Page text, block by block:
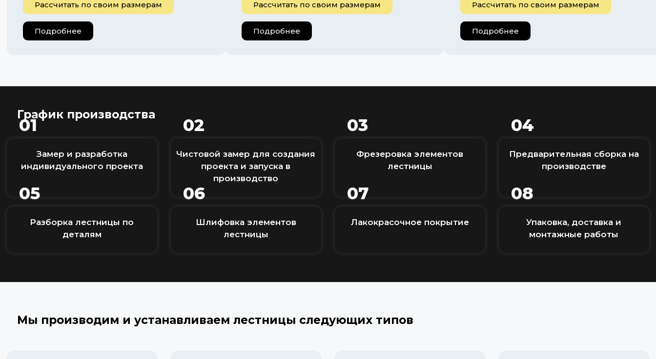
Рассчитать по своим размерам
Подробнее
Рассчитать по своим размерам
Подробнее
Рассчитать по своим размерам
Подробнее
График производства
01
Замер и разработка
индивидуального проекта
02
Чистовой замер для создания
проекта и запуска в
производство
03
Фрезеровка элементов
лестницы
04
Предварительная сборка на
производстве
05
Разборка лестницы по
деталям
06
Шлифовка элементов
лестницы
07
Лакокрасочное покрытие
08
Упаковка, доставка и
монтажные работы
Мы производим и устанавливаем лестницы следующих типов